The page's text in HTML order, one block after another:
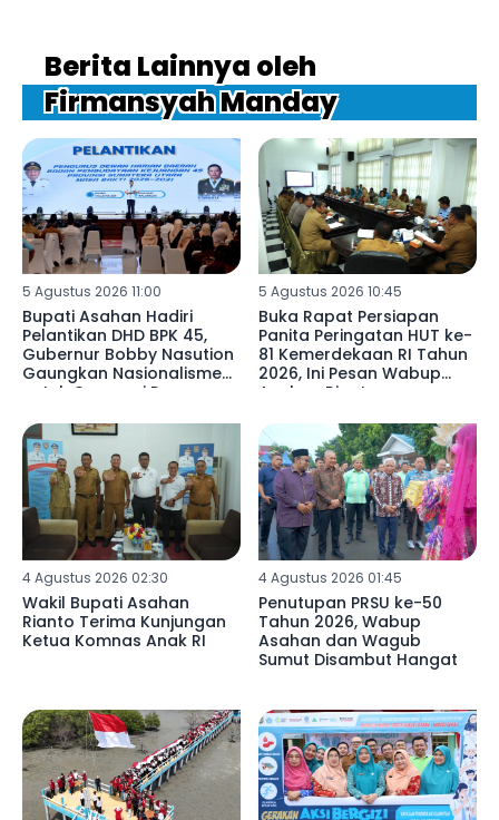
Berita Lainnya oleh
Firmansyah Manday
5 Agustus 2026 11:00
Bupati Asahan Hadiri
Pelantikan DHD BPK 45,
Gubernur Bobby Nasution
Gaungkan Nasionalisme
untuk Generasi Penerus
5 Agustus 2026 10:45
Buka Rapat Persiapan
Panita Peringatan HUT ke-
81 Kemerdekaan RI Tahun
2026, Ini Pesan Wabup
Asahan Rianto
4 Agustus 2026 02:30
Wakil Bupati Asahan
Rianto Terima Kunjungan
Ketua Komnas Anak RI
4 Agustus 2026 01:45
Penutupan PRSU ke-50
Tahun 2026, Wabup
Asahan dan Wagub
Sumut Disambut Hangat